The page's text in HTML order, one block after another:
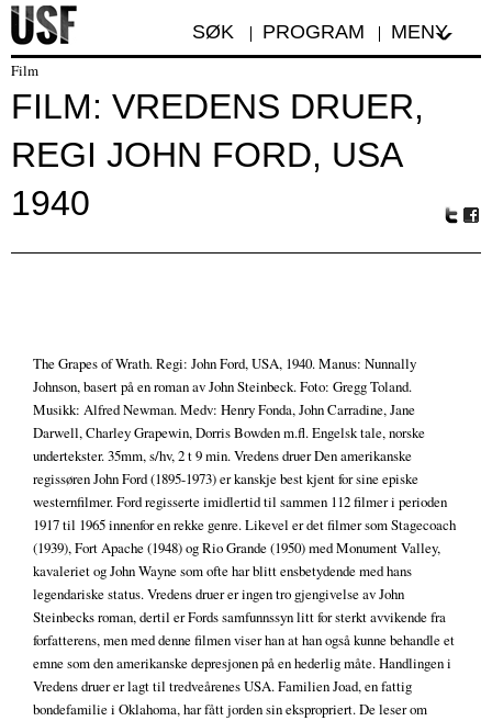
SØK PROGRAM MENY
Film
FILM: VREDENS DRUER,
REGI JOHN FORD, USA
1940
The Grapes of Wrath. Regi: John Ford, USA, 1940. Manus: Nunnally
Johnson, basert på en roman av John Steinbeck. Foto: Gregg Toland.
Musikk: Alfred Newman. Medv: Henry Fonda, John Carradine, Jane
Darwell, Charley Grapewin, Dorris Bowden m.fl. Engelsk tale, norske
undertekster. 35mm, s/hv, 2 t 9 min. Vredens druer Den amerikanske
regissøren John Ford (1895-1973) er kanskje best kjent for sine episke
westernfilmer. Ford regisserte imidlertid til sammen 112 filmer i perioden
1917 til 1965 innenfor en rekke genre. Likevel er det filmer som Stagecoach
(1939), Fort Apache (1948) og Rio Grande (1950) med Monument Valley,
kavaleriet og John Wayne som ofte har blitt ensbetydende med hans
legendariske status. Vredens druer er ingen tro gjengivelse av John
Steinbecks roman, dertil er Fords samfunnssyn litt for sterkt avvikende fra
forfatterens, men med denne filmen viser han at han også kunne behandle et
emne som den amerikanske depresjonen på en hederlig måte. Handlingen i
Vredens druer er lagt til tredveårenes USA. Familien Joad, en fattig
bondefamilie i Oklahoma, har fått jorden sin ekspropriert. De leser om